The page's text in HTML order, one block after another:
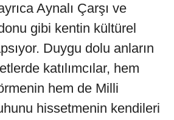
Aynalı Çarşı ve
gibi kentin kültürel
Duygu dolu anların
katılımcılar, hem
hem de Milli
hissetmenin kendileri